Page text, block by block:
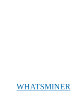
WHATSMINER